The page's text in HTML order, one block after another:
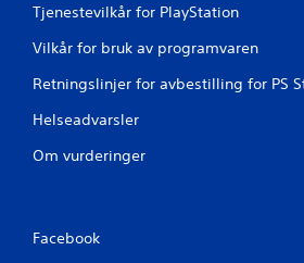
Tjenestevilkår for PlayStation
Vilkår for bruk av programvaren
Retningslinjer for avbestilling for PS
Helseadvarsler
Om vurderinger
Facebook